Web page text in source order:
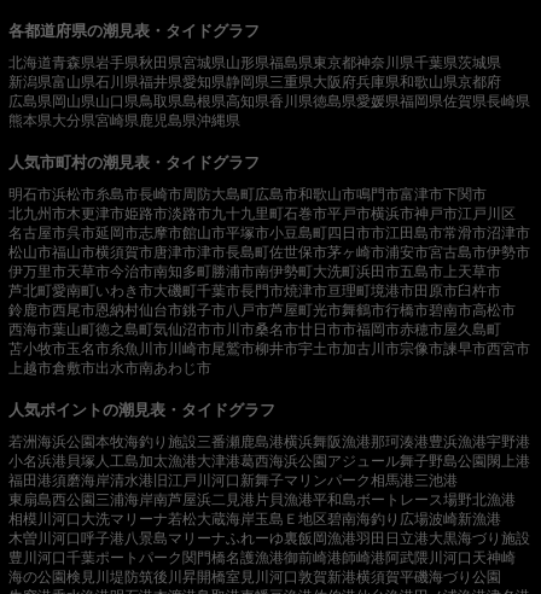
各都道府県の潮見表・タイドグラフ
北海道青森県岩手県秋田県宮城県山形県福島県東京都神奈川県千葉県茨城県
新潟県富山県石川県福井県愛知県静岡県三重県大阪府兵庫県和歌山県京都府
広島県岡山県山口県鳥取県島根県高知県香川県徳島県愛媛県福岡県佐賀県長崎県
熊本県大分県宮崎県鹿児島県沖縄県
人気市町村の潮見表・タイドグラフ
明石市浜松市糸島市長崎市周防大島町広島市和歌山市鳴門市富津市下関市
北九州市木更津市姫路市淡路市九十九里町石巻市平戸市横浜市神戸市江戸川区
名古屋市呉市延岡市志摩市館山市平塚市小豆島町四日市市江田島市常滑市沼津市
松山市福山市横須賀市唐津市津市長島町佐世保市茅ヶ崎市浦安市宮古島市伊勢市
伊万里市天草市今治市南知多町勝浦市南伊勢町大洗町浜田市五島市 上天草市
芦北町愛南町いわき市大磯町千葉市長門市焼津市亘理町境港市田原市臼杵市
鈴鹿市西尾市恩納村仙台市銚子市八戸市芦屋町光市舞鶴市行橋市碧南市高松市
西海市葉山町徳之島町気仙沼市市川市桑名市廿日市市福岡市赤穂市屋久島町
苫小牧市玉名市糸魚川市川崎市尾鷲市柳井市宇土市加古川市宗像市諫早市西宮市
上越市倉敷市出水市南あわじ市
人気ポイントの潮見表・タイドグラフ
若洲海浜公園本牧海釣り施設三番瀬鹿島港横浜舞阪漁港那珂湊港豊浜漁港宇野港
小名浜港 貝塚人工島加太漁港大津港葛西海浜公園 アジュール舞子野島公園 閖上港
福田港須磨海岸清水港 旧江戸川河口 新舞子マリンパーク相馬港三池港
東扇島西公園 三浦海岸南芦屋浜二見港 片貝漁港平和島ボートレース場野北漁港
相模川河口 大洗マリーナ若松大蔵海岸玉島Ｅ地区碧南海釣り広場波崎新漁港
木曽川河口呼子港八景島マリーナふれーゆ裏飯岡漁港羽田 日立港大黒海づり施設
豊川河口千葉ポートパーク 関門橋名護漁港御前崎港師崎港 阿武隈川河口 天神崎
海の公園検見川堤防筑後川昇開橋室見川河口敦賀新港横須賀平磯海づり公園